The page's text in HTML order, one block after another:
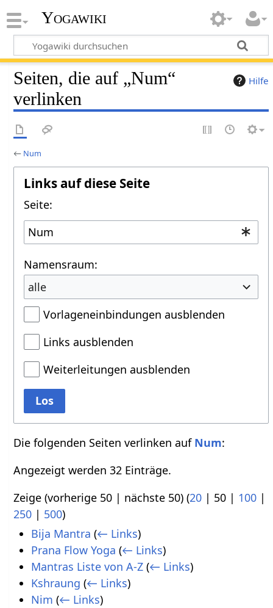
Yogawiki
Hilfe
Seiten, die auf „Num“
verlinken
← Num
Links auf diese Seite
Seite:
Namensraum:
alle
Vorlageneinbindungen ausblenden
Links ausblenden
Weiterleitungen ausblenden
Los
Die folgenden Seiten verlinken auf Num:
Angezeigt werden 32 Einträge.
Zeige (vorherige 50 | nächste 50) (20 | 50 | 100 |
250 | 500)
Bija Mantra (← Links)
Prana Flow Yoga (← Links)
Mantras Liste von A-Z (← Links)
Kshraung (← Links)
Nim (← Links)